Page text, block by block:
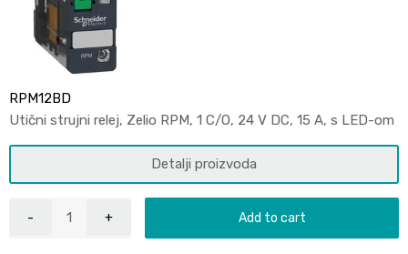
RPM12BD
Utični strujni relej, Zelio RPM, 1 C/O, 24 V DC, 15 A, s LED-om
Detalji proizvoda
Add to cart